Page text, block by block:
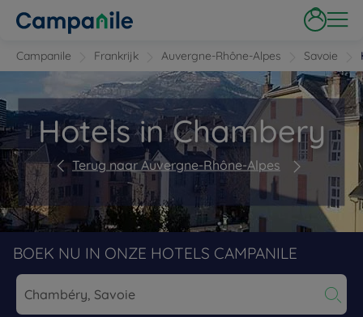
Campanile Frankrijk Auvergne-Rhône-Alpes Savoie
Hotels in Chambery
Terug naar Auvergne-Rhône-Alpes
BOEK NU IN ONZE HOTELS CAMPANILE